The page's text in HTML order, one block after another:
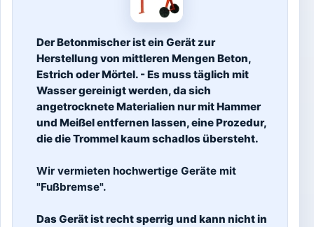
Der Betonmischer ist ein Gerät zur
Herstellung von mittleren Mengen Beton,
Estrich oder Mörtel. - Es muss täglich mit
Wasser gereinigt werden, da sich
angetrocknete Materialien nur mit Hammer
und Meißel entfernen lassen, eine Prozedur,
die die Trommel kaum schadlos übersteht.
Wir vermieten hochwertige Geräte mit
"Fußbremse".
Das Gerät ist recht sperrig und kann nicht in